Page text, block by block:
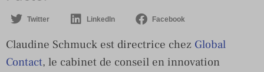
Twitter LinkedIn Facebook
Claudine Schmuck est directrice chez Global
Contact, le cabinet de conseil en innovation